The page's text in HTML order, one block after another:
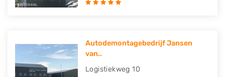
Autodemontagebedrijf Jansen
van..
Logistiekweg 10